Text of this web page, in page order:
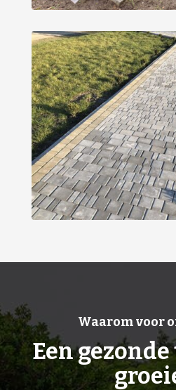
Waarom voor
Een